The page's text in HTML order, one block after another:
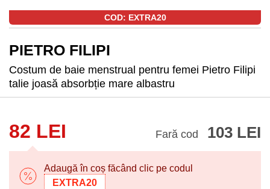
COD: EXTRA20
PIETRO FILIPI
Costum de baie menstrual pentru femei Pietro Filipi
talie joasă absorbție mare albastru
82 LEI Fară cod 103 LEI
Adaugă în coș făcând clic pe codul
EXTRA20